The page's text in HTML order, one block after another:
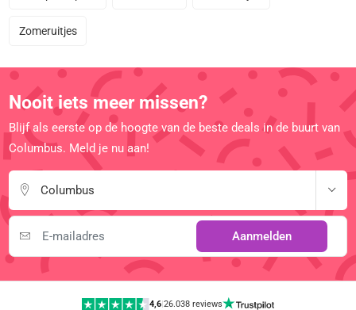
Zomeruitjes
Nooit iets meer missen?
Blijf als eerste op de hoogte van de beste deals in de buurt van
Columbus. Meld je nu aan!
Columbus
Aanmelden
4,6|26.038 reviews